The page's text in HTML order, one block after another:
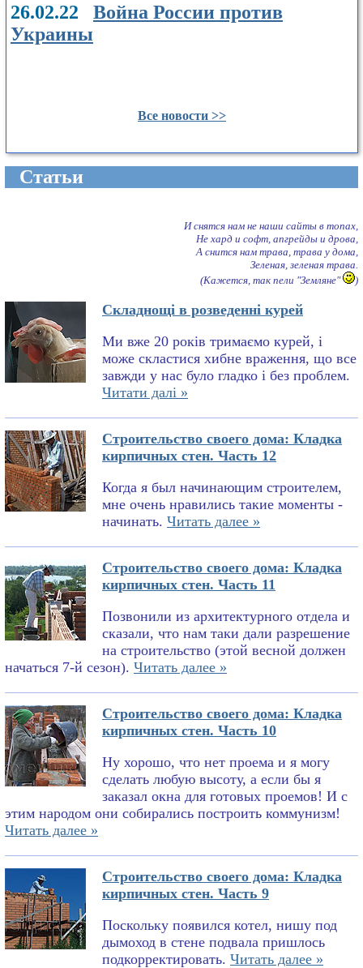
26.02.22 Война России против
Украины
Все новости >>
Cтатьи
И снятся нам не наши сайты в топах,
Не хард и софт, апгрейды и дрова,
А снится нам трава, трава у дома,
Зеленая, зеленая трава.
(Кажется, так пели "Земляне"
)
Складнощі в розведенні курей
Ми вже 20 років тримаємо курей, і
може скластися хибне враження, що все
завжди у нас було гладко і без проблем.
Читати далі »
Строительство своего дома: Кладка
кирпичных стен. Часть 12
Когда я был начинающим строителем,
мне очень нравились такие моменты -
начинать. Читать далее »
Строительство своего дома: Кладка
кирпичных стен. Часть 11
Позвонили из архитектурного отдела и
сказали, что нам таки дали разрешение
на строительство (этой весной должен
начаться 7-й сезон). Читать далее »
Строительство своего дома: Кладка
кирпичных стен. Часть 10
Ну хорошо, что нет проема и я могу
сделать любую высоту, а если бы я
заказал окна для готовых проемов! И с
этим народом они собирались построить коммунизм!
Читать далее »
Строительство своего дома: Кладка
кирпичных стен. Часть 9
Поскольку появился котел, нишу под
дымоход в стене подвала пришлось
подкорректировать. Читать далее »